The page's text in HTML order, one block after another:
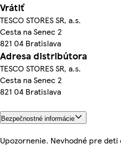
Vrátiť
TESCO STORES SR, a.s.
Cesta na Senec 2
821 04 Bratislava
Adresa distribútora
TESCO STORES SR, a.s.
Cesta na Senec 2
821 04 Bratislava
Bezpečnostné informácie
Upozornenie. Nevhodné pre